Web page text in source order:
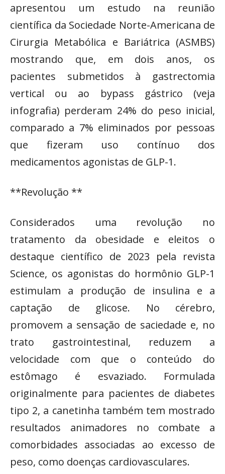
apresentou um estudo na reunião
científica da Sociedade Norte-Americana de
Cirurgia Metabólica e Bariátrica (ASMBS)
mostrando que, em dois anos, os
pacientes submetidos à gastrectomia
vertical ou ao bypass gástrico (veja
infografia) perderam 24% do peso inicial,
comparado a 7% eliminados por pessoas
que fizeram uso contínuo dos
medicamentos agonistas de GLP-1.
**Revolução **
Considerados uma revolução no
tratamento da obesidade e eleitos o
destaque científico de 2023 pela revista
Science, os agonistas do hormônio GLP-1
estimulam a produção de insulina e a
captação de glicose. No cérebro,
promovem a sensação de saciedade e, no
trato gastrointestinal, reduzem a
velocidade com que o conteúdo do
estômago é esvaziado. Formulada
originalmente para pacientes de diabetes
tipo 2, a canetinha também tem mostrado
resultados animadores no combate a
comorbidades associadas ao excesso de
peso, como doenças cardiovasculares.